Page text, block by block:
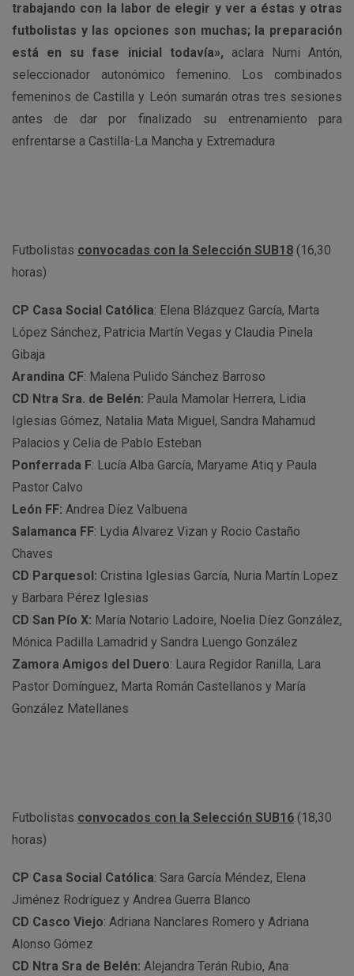
trabajando con la labor de elegir y ver a éstas y otras
futbolistas y las opciones son muchas; la preparación
está en su fase inicial todavía», aclara Numi Antón,
seleccionador autonómico femenino. Los combinados
femeninos de Castilla y León sumarán otras tres sesiones
antes de dar por finalizado su entrenamiento para
enfrentarse a Castilla-La Mancha y Extremadura
Futbolistas convocadas con la Selección SUB18 (16,30
horas)
CP Casa Social Católica: Elena Blázquez García, Marta
López Sánchez, Patricia Martín Vegas y Claudia Pinela
Gibaja
Arandina CF: Malena Pulido Sánchez Barroso
CD Ntra Sra. de Belén: Paula Mamolar Herrera, Lidia
Iglesias Gómez, Natalia Mata Miguel, Sandra Mahamud
Palacios y Celia de Pablo Esteban
Ponferrada F: Lucía Alba García, Maryame Atiq y Paula
Pastor Calvo
León FF: Andrea Díez Valbuena
Salamanca FF: Lydia Alvarez Vizan y Rocio Castaño
Chaves
CD Parquesol: Cristina Iglesias García, Nuria Martín Lopez
y Barbara Pérez Iglesias
CD San Pío X: María Notario Ladoire, Noelia Díez González,
Mónica Padilla Lamadrid y Sandra Luengo González
Zamora Amigos del Duero: Laura Regidor Ranilla, Lara
Pastor Domínguez, Marta Román Castellanos y María
González Matellanes
Futbolistas convocados con la Selección SUB16 (18,30
horas)
CP Casa Social Católica: Sara García Méndez, Elena
Jiménez Rodríguez y Andrea Guerra Blanco
CD Casco Viejo: Adriana Nanclares Romero y Adriana
Alonso Gómez
CD Ntra Sra de Belén: Alejandra Terán Rubio, Ana